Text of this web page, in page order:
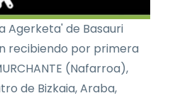
Agerketa' de Basauri
recibiendo por primera
(Nafarroa),
de Bizkaia, Araba,